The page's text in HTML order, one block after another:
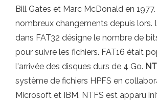
Bill Gates et Marc McDonald en
nombreux changements depuis lors.
dans FAT32 désigne le nombre de
pour suivre les fichiers. FAT16 était
l'arrivée des disques durs de 4 Go.
système de fichiers HPFS en
Microsoft et IBM. NTFS est apparu